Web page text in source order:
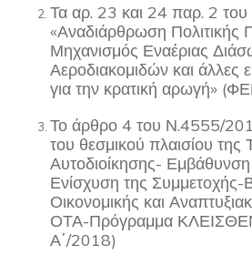
Τα αρ. 23 και 24 παρ. 2
«Αναδιάρθρωση Πολιτικής
Μηχανισμός Εναέριας
Αεροδιακομιδών και άλλες
για την κρατική αρωγή»
Το άρθρο 4 του Ν.4555/
του θεσμικού πλαισίου της
Αυτοδιοίκησης-
Ενίσχυση της Συμμετοχής-
Οικονομικής και
ΟΤΑ-Πρόγραμμα
Α΄/2018)